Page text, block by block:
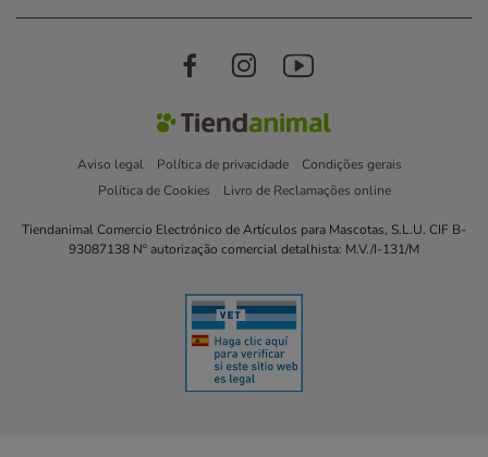
Aviso legal Política de privacidade
Condições gerais
Política de Cookies
Livro de Reclamações online
Tiendanimal Comercio Electrónico de Artículos para Mascotas, S.L.U. CIF B-
93087138 Nº autorização comercial detalhista: M.V./I-131/M